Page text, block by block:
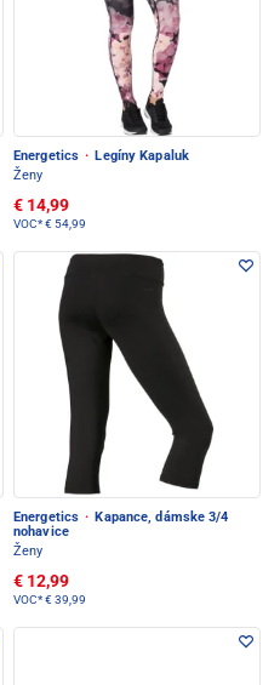
Energetics · Legíny Kapaluk
Ženy
€ 14,99
VOC*€ 54,99
Energetics · Kapance, dámske 3/4
nohavice
Ženy
€ 12,99
VOC*€ 39,99